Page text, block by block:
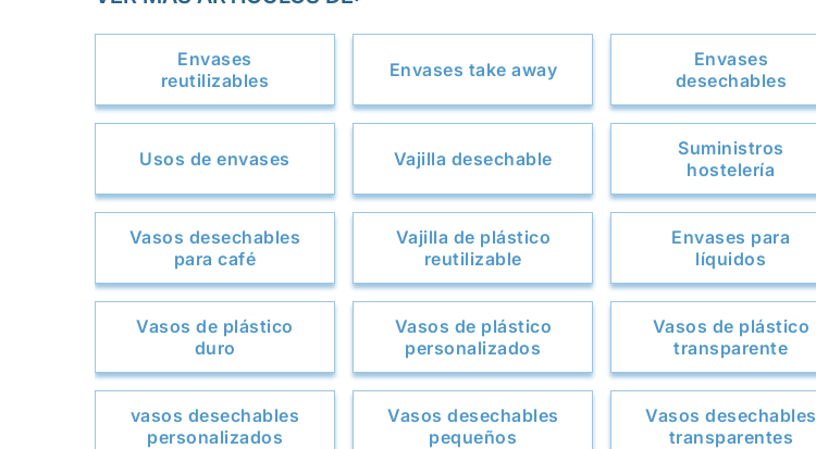
Envases
reutilizables
Envases take away
Envases
desechables
Usos de envases Vajilla desechable
Suministros
hostelería
Vasos desechables
para café
Vajilla de plástico
reutilizable
Envases para
líquidos
Vasos de plástico
duro
Vasos de plástico
personalizados
Vasos de plástico
transparente
vasos desechables
personalizados
Vasos desechables
pequeños
Vasos desechables
transparentes